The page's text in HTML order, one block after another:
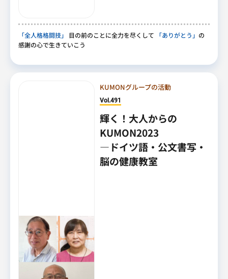
「全人格格闘技」 目の前のことに全力を尽くして 「ありがとう」 の
感謝の心で生きていこう
KUMONグループの活動
Vol.491
輝く！大人からの
KUMON2023
―ドイツ語・公文書写・
脳の健康教室